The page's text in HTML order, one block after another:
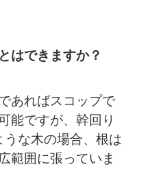
はできますか？
あればスコップで
能ですが、幹回り
な木の場合、根は
範囲に張っていま